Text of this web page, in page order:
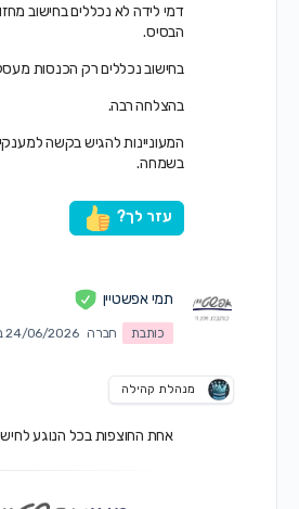
דמי לידה לא נכללים בחישוב
הבסיס.
בחישוב נכללים רק הכנסות
בהצלחה רבה.
המעוניינות להגיש בקשה
בשמחה.
עזר לך?
תמי אפשטיין
כותבת חברה 24/06/2026 ב8:09 pm
מנהלת קהילה
אחת החוצפות בכל הנוגע